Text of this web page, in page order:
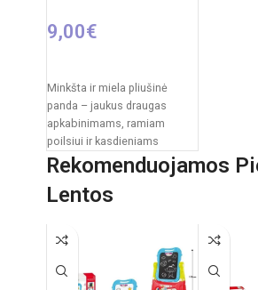
9,00€
Minkšta ir miela pliušinė
panda – jaukus draugas
apkabinimams, ramiam
poilsiui ir kasdieniams
žaidimams. Klasikinis juodai
baltas pandos dizainas,
švelnus
Rekomenduojamos
Lentos